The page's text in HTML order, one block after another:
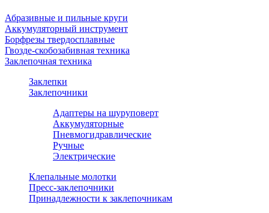
Абразивные и пильные круги
Аккумуляторный инструмент
Борфрезы твердосплавные
Гвозде-скобозабивная техника
Заклепочная техника
Заклепки
Заклепочники
Адаптеры на шуруповерт
Аккумуляторные
Пневмогидравлические
Ручные
Электрические
Клепальные молотки
Пресс-заклепочники
Принадлежности к заклепочникам